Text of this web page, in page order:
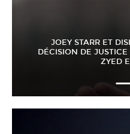
JOEY STARR ET
DÉCISION DE
ZYED